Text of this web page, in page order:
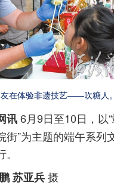
在体验非遗技艺——吹糖人。
讯6月9日至10日，以
”为主题的端午系列
苏亚兵摄